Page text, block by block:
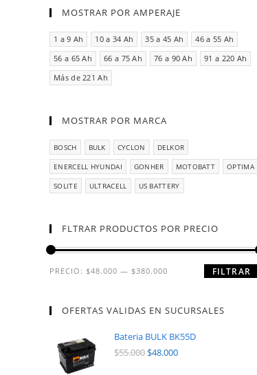
MOSTRAR POR AMPERAJE
1 a 9 Ah 10 a 34 Ah 35 a 45 Ah
46 a 55 Ah
56 a 65 Ah
66 a 75 Ah 76 a 90 Ah
91 a 220 Ah
Más de 221 Ah
MOSTRAR POR MARCA
BOSCH BULK CYCLON
DELKOR
ENERCELL HYUNDAI
GONHER MOTOBATT
OPTIMA
SOLITE
ULTRACELL US BATTERY
FLTRAR PRODUCTOS POR PRECIO
FILTRAR
PRECIO: $48.000 — $380.000
OFERTAS VALIDAS EN SUCURSALES
Bateria BULK BK55D
$55.000 $48.000